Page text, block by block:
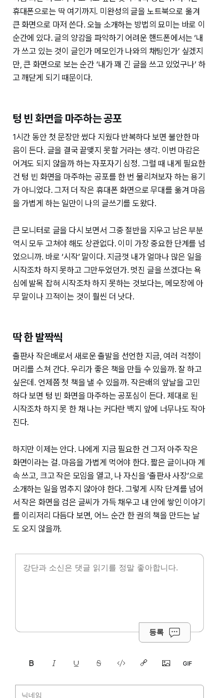
휴대폰으로는 딱 여기까지. 미완성의 글을 노트북으로 옮겨
큰 화면으로 마저 쓴다. 오늘 소개하는 방법의 묘미는 바로 이
순간에 있다. 글의 양감을 파악하기 어려운 핸드폰에서는 ‘내
가 쓰고 있는 것이 글인가 메모인가 나와의 채팅인가’ 싶겠지
만, 큰 화면으로 보는 순간 ‘내가 꽤 긴 글을 쓰고 있었구나’ 하
고 깨닫게 되기 때문이다.
텅 빈 화면을 마주하는 공포
1시간 동안 첫 문장만 썼다 지웠다 반복하다 보면 불안한 마
음이 든다. 글을 결국 끝맺지 못할 거라는 생각. 이번 마감은
어겨도 되지 않을까 하는 자포자기 심정. 그럴 때 내게 필요한
건 텅 빈 화면을 마주하는 공포를 한 번 물리쳐보자 하는 용기
가 아니었다. 그저 더 작은 휴대폰 화면으로 무대를 옮겨 마음
을 가볍게 하는 일만이 나의 글쓰기를 도왔다.
큰 모니터로 글을 다시 보면서 그중 절반을 지우고 남은 부분
역시 모두 고쳐야 해도 상관없다. 이미 가장 중요한 단계를 넘
었으니까. 바로 ‘시작’ 말이다. 지금껏 내가 얼마나 많은 일을
시작조차 하지 못하고 그만두었던가. 멋진 글을 쓰겠다는 욕
심에 발목 잡혀 시작조차 하지 못하는 것보다는, 메모장에 아
무 말이나 끄적이는 것이 훨씬 더 낫다.
딱 한 발짝씩
출판사 작은배로서 새로운 출발을 선언한 지금, 여러 걱정이
머리를 스쳐 간다. 우리가 좋은 책을 만들 수 있을까. 잘 하고
싶은데. 언제쯤 첫 책을 낼 수 있을까. 작은배의 앞날을 고민
하다 보면 텅 빈 화면을 마주하는 공포심이 든다. 제대로 된
시작조차 하지 못 한 채 나는 커다란 백지 앞에 너무나도 작아
진다.
하지만 이제는 안다. 나에게 지금 필요한 건 그저 아주 작은
화면이라는 걸. 마음을 가볍게 먹어야 한다. 짧은 글이나마 계
속 쓰고, 크고 작은 모임을 열고, 나 자신을 ‘출판사 사장’으로
소개하는 일을 멈추지 않아야 한다. 그렇게 시작 단계를 넘어
서 작은 화면을 검은 글씨가 가득 채우고 내 안에 쌓인 이야기
를 이리저리 다듬다 보면, 어느 순간 한 권의 책을 만드는 날
도 오지 않을까.
등록